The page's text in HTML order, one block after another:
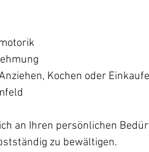
Kochen oder
an Ihren persönlichen
zu bewältigen.